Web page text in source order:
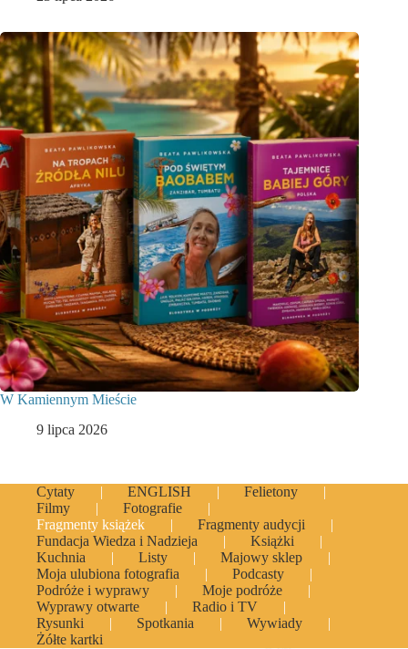
W Kamiennym Mieście
9 lipca 2026
Cytaty ENGLISH
Felietony
Filmy
Fotografie
Fragmenty książek
Fragmenty audycji
Fundacja Wiedza i Nadzieja
Książki
Kuchnia
Listy
Majowy sklep
Moja ulubiona fotografia
Podcasty
Podróże i wyprawy
Moje podróże
Wyprawy otwarte
Radio i TV
Rysunki
Spotkania
Wywiady
Żółte kartki